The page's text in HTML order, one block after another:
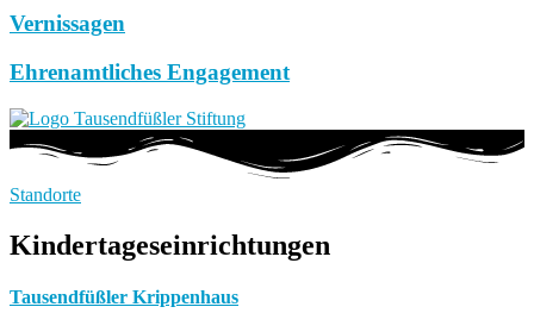
Vernissagen
Ehrenamtliches Engagement
Standorte
Kindertageseinrichtungen
Tausendfüßler Krippenhaus